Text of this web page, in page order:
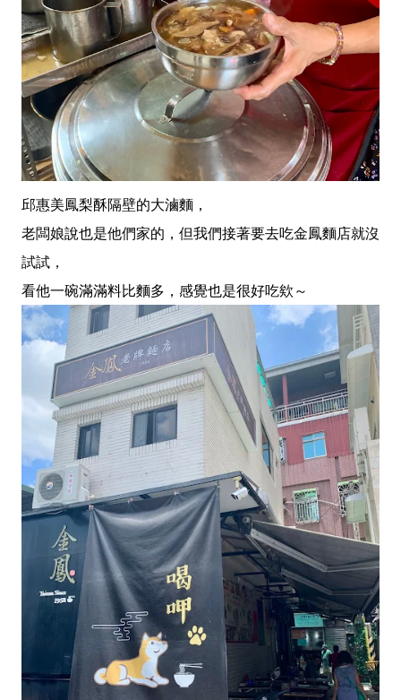
邱惠美鳳梨酥隔壁的大滷麵，
老闆娘說也是他們家的，但我們接著要去吃金鳳麵店就沒
試試，
看他一碗滿滿料比麵多，感覺也是很好吃欸～